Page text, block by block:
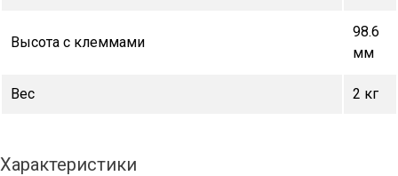
Высота с клеммами
98.6
мм
Вес 2 кг
Характеристики